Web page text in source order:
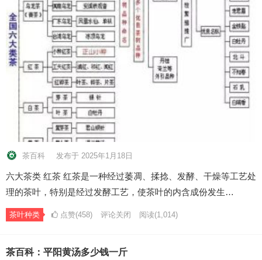
茶百科 发布于 2025年1月18日
六大茶类 红茶 红茶是一种经过萎凋、揉捻、发酵、干燥等工艺处
理的茶叶，特别是经过发酵工艺，使茶叶的内含成份发生…
茶叶种类 点赞(458) 评论关闭 阅读(1,014)
茶百科：平阳黄汤多少钱一斤